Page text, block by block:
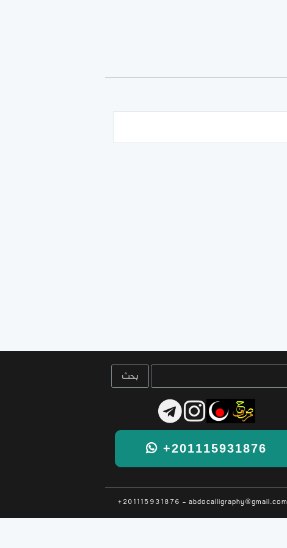
+201115931876
+201115931876 - abdocalligraphy@gmail.com